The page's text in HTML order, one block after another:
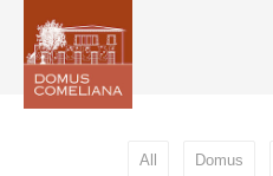
All Domus